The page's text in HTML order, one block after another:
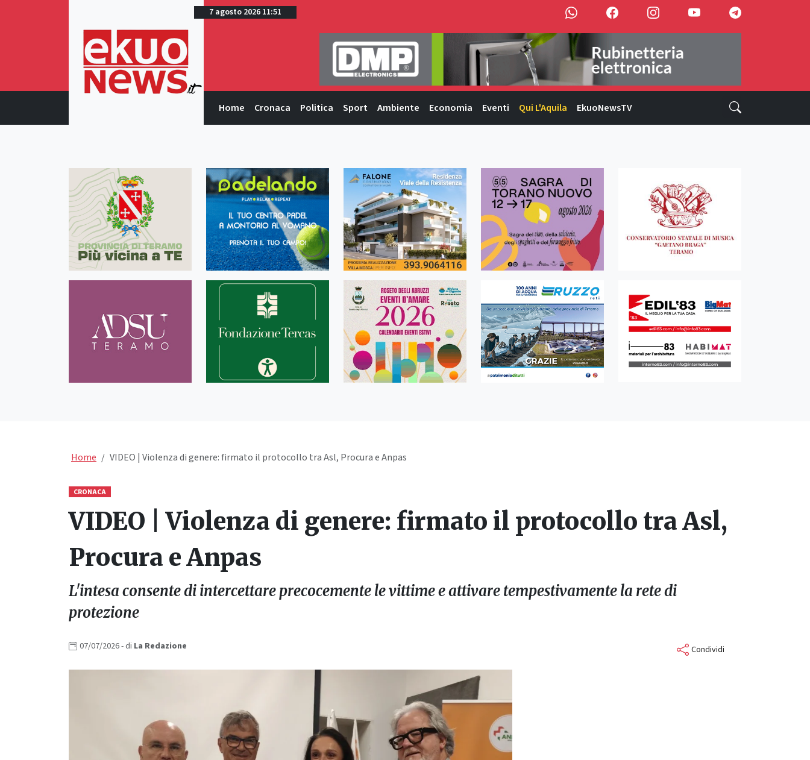
7 agosto 2026 11:51
Home Cronaca Politica Sport Ambiente Economia Eventi Qui L'Aquila EkuoNewsTV
Home VIDEO | Violenza di genere: firmato il protocollo tra Asl, Procura e Anpas
CRONACA
VIDEO | Violenza di genere: firmato il protocollo tra Asl,
Procura e Anpas
L'intesa consente di intercettare precocemente le vittime e attivare tempestivamente la rete di
protezione
07/07/2026- di La Redazione Condividi